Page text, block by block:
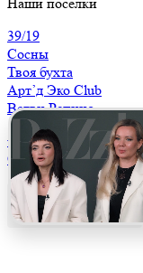
Наши поселки
39/19
Сосны
Твоя бухта
Арт’д Эко Club
Ветви.Репино
+7 (812) 250 54 96
Обратный звонок